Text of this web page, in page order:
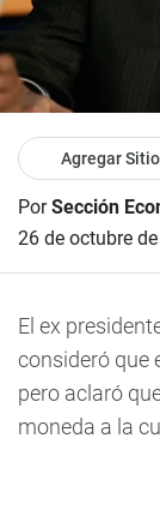
Agregar
PorSección
26 de octubre
El ex
consideró que
pero aclaró
moneda a la